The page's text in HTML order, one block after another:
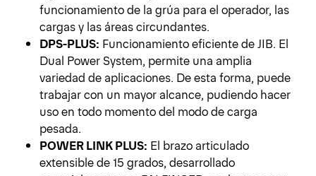
funcionamiento de la grúa para el operador, las
cargas y las áreas circundantes.
DPS-PLUS: Funcionamiento eficiente de JIB. El
Dual Power System, permite una amplia
variedad de aplicaciones. De esta forma, puede
trabajar con un mayor alcance, pudiendo hacer
uso en todo momento del modo de carga
pesada.
POWER LINK PLUS: El brazo articulado
extensible de 15 grados, desarrollado